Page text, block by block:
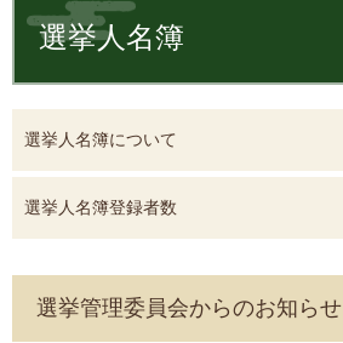
文 選挙人名簿
選挙人名簿について
選挙人名簿登録者数
選挙管理委員会からのお知らせ